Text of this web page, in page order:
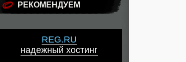
РЕКОМЕНДУЕМ
REG.RU
надежный хостинг